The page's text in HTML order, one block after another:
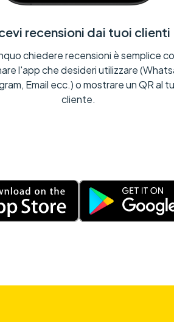
recensioni dai tuoi clienti
chiedere recensioni è semplice
l'app che desideri utilizzare
Email ecc.) o mostrare un QR al
cliente.